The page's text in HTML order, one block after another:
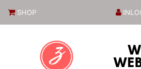
SHOP